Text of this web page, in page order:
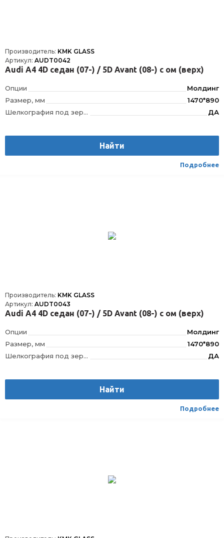
Производитель: KMK GLASS
Артикул: AUDT0042
Audi A4 4D седан (07-) / 5D Avant (08-) с ом (верх)
Опции
Молдинг
Размер, мм
1470*890
Шелкография под зеркало заднего вида
ДА
Шелкография
Да
Найти
Подробнее
Производитель: KMK GLASS
Артикул: AUDT0043
Audi A4 4D седан (07-) / 5D Avant (08-) с ом (верх)
Опции
Молдинг
Размер, мм
1470*890
Шелкография под зеркало заднего вида
ДА
Шелкография
Да
Спереди
Найти
Подробнее